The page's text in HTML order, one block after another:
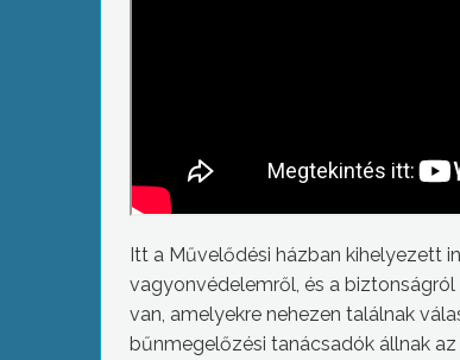
Itt a Művelődési házban kihelyezett
vagyonvédelemről, és a
van, amelyekre nehezen találnak
bűnmegelőzési tanácsadók állnak